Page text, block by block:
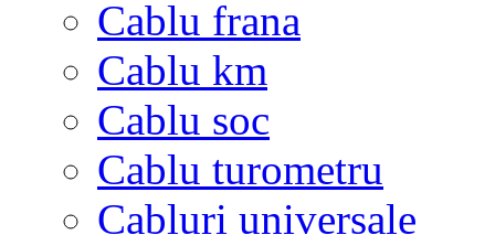
Cablu frana
Cablu km
Cablu soc
Cablu turometru
Cabluri universale